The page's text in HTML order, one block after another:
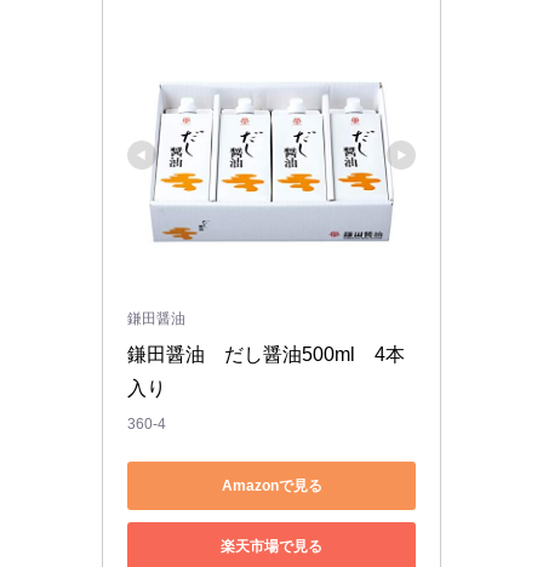
鎌田醤油
鎌田醤油　だし醤油500ml　4本
入り
360-4
Amazonで見る
楽天市場で見る